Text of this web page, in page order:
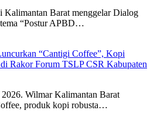
Kalimantan Barat menggelar Dialog
“Postur APBD…
“Cantigi Coffee”, Kopi
Rakor Forum TSLP CSR Kabupaten
Wilmar Kalimantan Barat
produk kopi robusta…